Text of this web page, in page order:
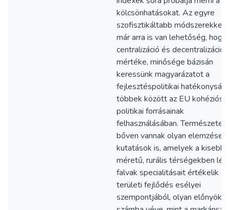
kölcsönhatásokat. Az egyre
szofisztikáltabb módszerekkel
már arra is van lehetőség, hogy
centralizáció és decentralizáció
mértéke, minősége bázisán
keressünk magyarázatot a
fejlesztéspolitikai
többek között az EU kohéziós
politikai forrásainak
felhasználásában.
bőven vannak olyan elemzések,
kutatások is, amelyek a kisebb
méretű, rurális térségekben
falvak specialitásait értékelik a
területi fejlődés esélyei
szempontjából, olyan előnyöket